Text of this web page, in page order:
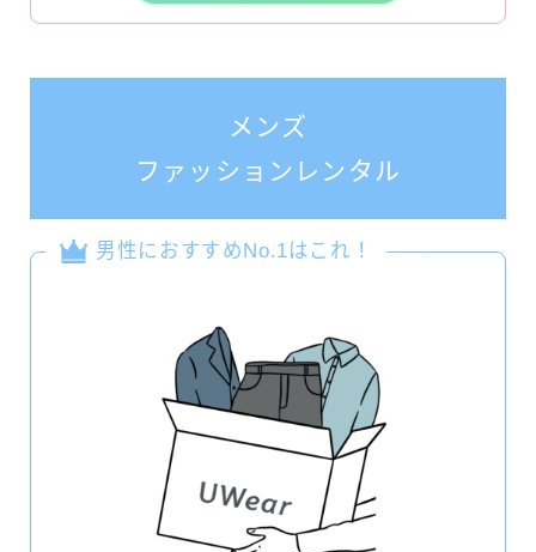
メンズ
ファッションレンタル
男性におすすめNo.1はこれ！